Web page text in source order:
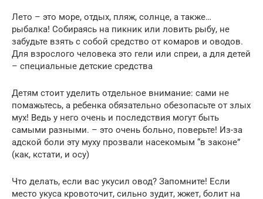
Лето – это море, отдых, пляж, солнце, а также…
рыбалка! Собираясь на пикник или ловить рыбу, не
забудьте взять с собой средство от комаров и оводов.
Для взрослого человека это гели или спреи, а для детей
– специальные детские средства
Детям стоит уделить отдельное внимание: сами не
помажьтесь, а ребенка обязательно обезопасьте от злых
мух! Ведь у него очень и последствия могут быть
самыми разными. – это очень больно, поверьте! Из-за
адской боли эту муху прозвали насекомым “в законе”
(как, кстати, и осу)
Что делать, если вас укусил овод? Запомните! Если
место укуса кровоточит, сильно зудит, жжет, болит на